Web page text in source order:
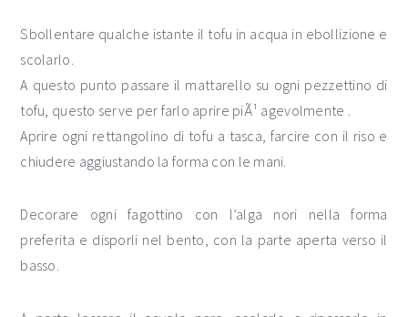
Sbollentare qualche istante il tofu in acqua in ebollizione e
scolarlo.
A questo punto passare il mattarello su ogni pezzettino di
tofu, questo serve per farlo aprire piÃ¹ agevolmente .
Aprire ogni rettangolino di tofu a tasca, farcire con il riso e
chiudere aggiustando la forma con le mani.
Decorare ogni fagottino con l’alga nori nella forma
preferita e disporli nel bento, con la parte aperta verso il
basso.